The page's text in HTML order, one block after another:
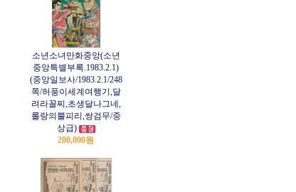
소년소녀만화중앙(소년
중앙특별부록.1983.2.1)
(중앙일보사/1983.2.1/248
쪽/허풍이세계여행기,달
려라꼴찌,초생달나그네,
롤랑의뿔피리,쌍검무/중
상급)
200,000원